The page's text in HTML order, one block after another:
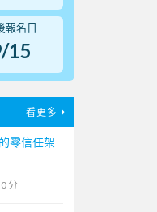
報名日
15
看更多
零信任架
分